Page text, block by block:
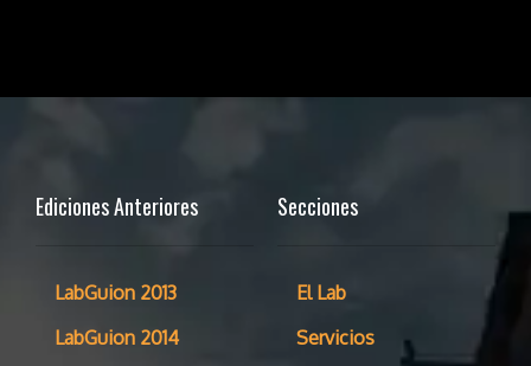
Ediciones Anteriores
LabGuion 2013
LabGuion 2014
Secciones
El Lab
Servicios